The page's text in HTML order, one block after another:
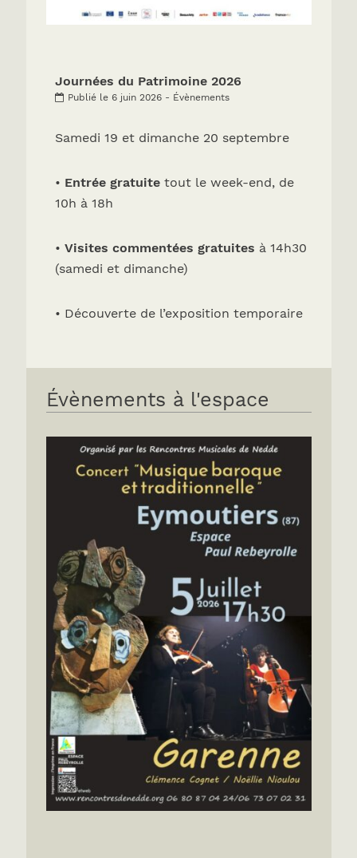
Journées du Patrimoine 2026
Publié le 6 juin 2026 - Évènements
Samedi 19 et dimanche 20 septembre
• Entrée gratuitetout le week-end, de
10h à 18h
• Visites commentées gratuites à 14h30
(samedi et dimanche)
• Découverte de l’exposition temporaire
Évènements à l'espace